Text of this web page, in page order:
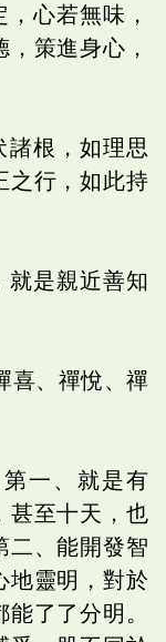
心若無味，
策進身心，
諸根，如理思
之行，如此持
就是親近善知
喜、禪悅、禪
一、就是有
甚至十天，也
二、能開發智
地靈明，對於
了了分明。